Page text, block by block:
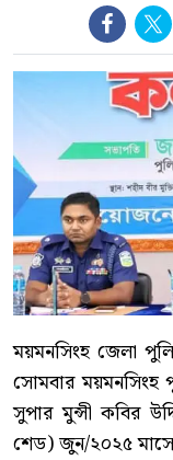
ময়মনসিংহ জেলা
সোমবার ময়মনসিংহ
সুপার মুন্সী কবির
শেড) জুন/২০২৫